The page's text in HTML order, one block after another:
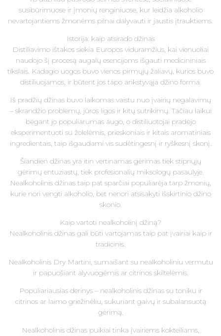
susibūrimuose ir įmonių renginiuose, kur leidžia alkoholio
nevartojantiems žmonėms pilnai dalyvauti ir jaustis įtrauktiems.
Istorija: kaip atsirado džinas
Distiliavimo ištakos siekia Europos viduramžius, kai vienuoliai
naudojo šį procesą augalų esencijoms išgauti medicininiais
tikslais. Kadagio uogos buvo vienos pirmųjų žaliavų, kurios buvo
distiliuojamos, ir būtent jos tapo ankstyvąja džino forma.
Iš pradžių džinas buvo laikomas vaistu nuo įvairių negalavimų
– skrandžio problemų, jūros ligos ir kitų sutrikimų. Tačiau laikui
bėgant jo populiarumas augo, o distiliuotojai pradėjo
eksperimentuoti su žolelėmis, prieskoniais ir kitais aromatiniais
ingredientais, taip išgaudami vis sudėtingesnį ir ryškesnį skonį.
Šiandien džinas yra itin vertinamas gėrimas tiek stipriųjų
gėrimų entuziastų, tiek profesionalių miksologų pasaulyje.
Nealkoholinis džinas taip pat sparčiai populiarėja tarp žmonių,
kurie nori vengti alkoholio, bet nenori atsisakyti išskirtinio džino
skonio.
Kaip vartoti nealkoholinį džiną?
Nealkoholinis džinas gali būti vartojamas taip pat įvairiai kaip ir
tradicinis.
Nealkoholinis Dry Martini, sumaišant su nealkoholiniu vermutu
ir papuošiant alyvuogėmis ar citrinos skiltelėmis.
Populiariausias derinys – nealkoholinis džinas su toniku ir
citrinos ar laimo griežinėliu, sukuriant gaivų ir subalansuotą
gėrimą.
Nealkoholinis džinas puikiai tinka įvairiems kokteiliams,